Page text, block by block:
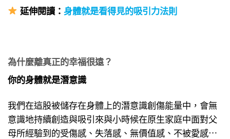
延伸閱讀： 身體就是看得見的吸引力法則
為什麼離真正的幸福很遠？
你的身體就是潛意識
我們在這股被儲存在身體上的潛意識創傷能量中，會無
意識地持續創造與吸引來與小時候在原生家庭中面對父
母所經驗到的受傷感、失落感、無價值感、不被愛感⋯